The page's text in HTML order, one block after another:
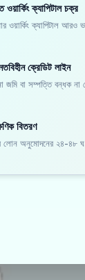
ওয়ার্কিং ক্যাপিটাল চক্র
ওয়ার্কিং ক্যাপিটাল আরও
ক্রেডিট লাইন
জমি বা সম্পত্তি বন্ধক না
বিতরণ
লোন অনুমোদনের ২৪-৪৮